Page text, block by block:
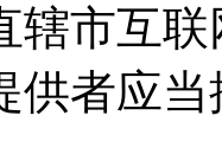
辖市互
供者应